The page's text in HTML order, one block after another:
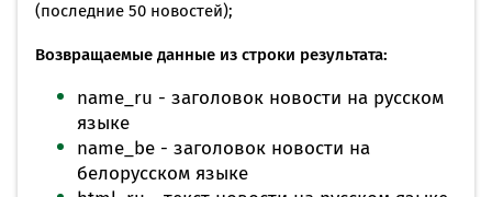
(последние 50 новостей);
Возвращаемые данные из строки результата:
name_ru - заголовок новости на русском
языке
name_be - заголовок новости на
белорусском языке